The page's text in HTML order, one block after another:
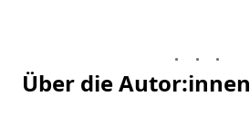
Über die Autor:innen